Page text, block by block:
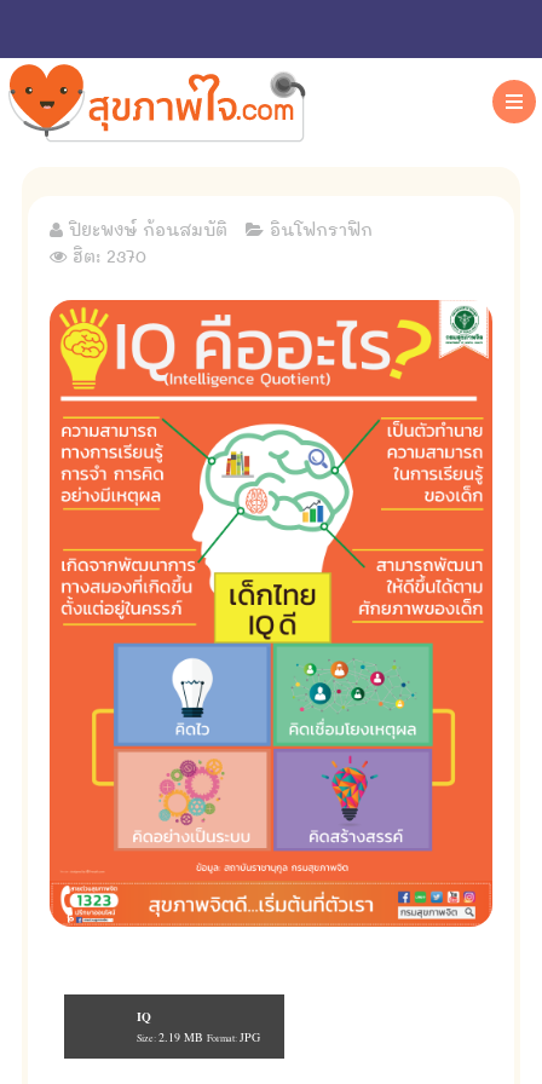
ปิยะพงษ์ ก้อนสมบัติ
อินโฟกราฟิก
ฮิต: 2370
IQ
Size: 2.19 MB Format: JPG